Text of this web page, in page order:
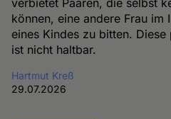
können, eine andere Frau im
eines Kindes zu bitten.
ist nicht haltbar.
Hartmut Kreß
29.07.2026